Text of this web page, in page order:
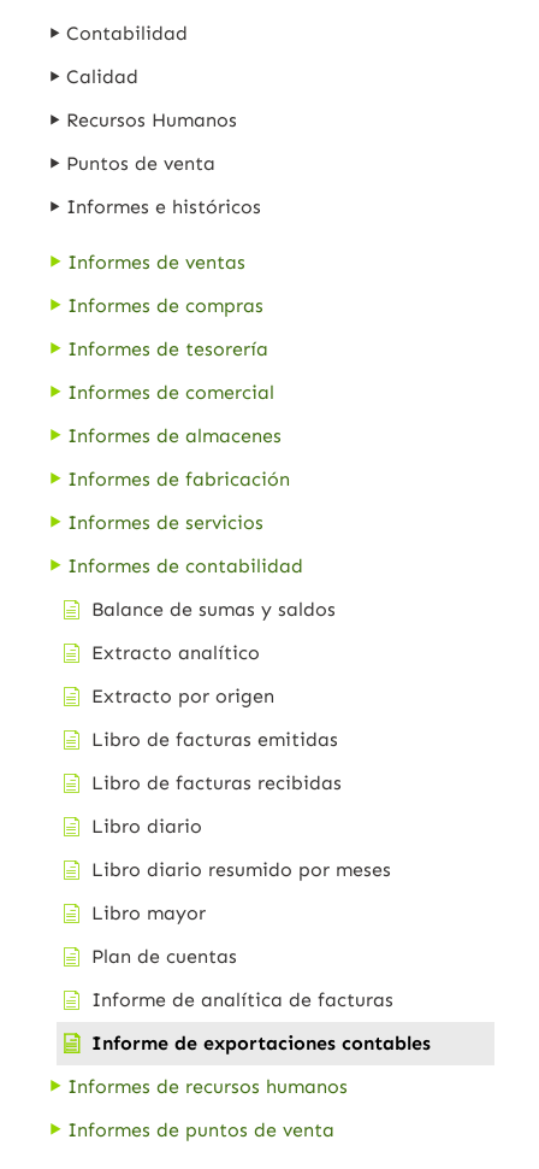
Contabilidad
Calidad
Recursos Humanos
Puntos de venta
Informes e históricos
Informes de ventas
Informes de compras
Informes de tesorería
Informes de comercial
Informes de almacenes
Informes de fabricación
Informes de servicios
Informes de contabilidad
Balance de sumas y saldos
Extracto analítico
Extracto por origen
Libro de facturas emitidas
Libro de facturas recibidas
Libro diario
Libro diario resumido por meses
Libro mayor
Plan de cuentas
Informe de analítica de facturas
Informe de exportaciones contables
Informes de recursos humanos
Informes de puntos de venta